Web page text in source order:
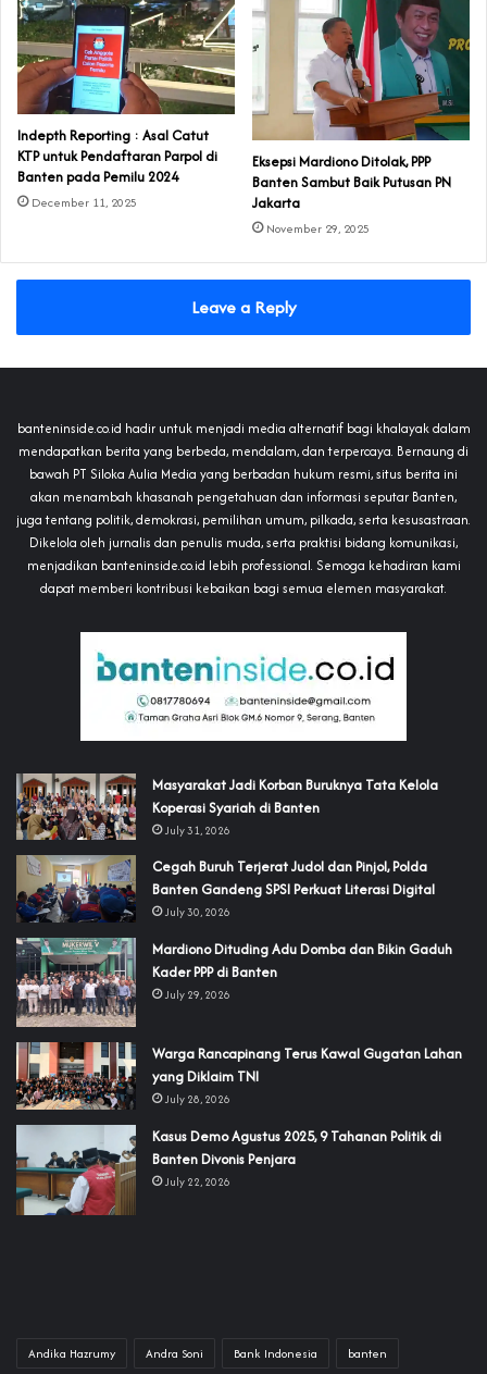
Indepth Reporting : Asal Catut
KTP untuk Pendaftaran Parpol di
Banten pada Pemilu 2024
December 11, 2025
Eksepsi Mardiono Ditolak, PPP
Banten Sambut Baik Putusan PN
Jakarta
November 29, 2025
Leave a Reply
banteninside.co.id hadir untuk menjadi media alternatif bagi khalayak dalam
mendapatkan berita yang berbeda, mendalam, dan terpercaya. Bernaung di
bawah PT Siloka Aulia Media yang berbadan hukum resmi, situs berita ini
akan menambah khasanah pengetahuan dan informasi seputar Banten,
juga tentang politik, demokrasi, pemilihan umum, pilkada, serta kesusastraan.
Dikelola oleh jurnalis dan penulis muda, serta praktisi bidang komunikasi,
menjadikan banteninside.co.id lebih professional. Semoga kehadiran kami
dapat memberi kontribusi kebaikan bagi semua elemen masyarakat.
‎Masyarakat Jadi Korban Buruknya Tata Kelola
Koperasi Syariah di Banten
July 31, 2026
Cegah Buruh Terjerat Judol dan Pinjol, Polda
Banten Gandeng SPSI Perkuat Literasi Digital
July 30, 2026
‎Mardiono Dituding Adu Domba dan Bikin Gaduh
Kader PPP di Banten
July 29, 2026
‎Warga Rancapinang Terus Kawal Gugatan Lahan
yang Diklaim TNI‎‎
July 28, 2026
‎Kasus Demo Agustus 2025, 9 Tahanan Politik di
Banten Divonis Penjara
July 22, 2026
Andika Hazrumy Andra Soni Bank Indonesia banten